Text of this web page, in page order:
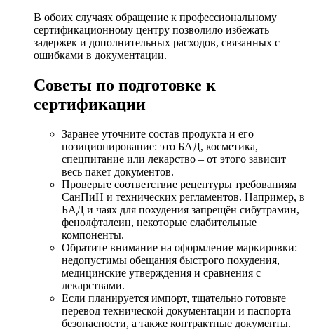
В обоих случаях обращение к профессиональному
сертификационному центру позволило избежать
задержек и дополнительных расходов, связанных с
ошибками в документации.
Советы по подготовке к
сертификации
Заранее уточните состав продукта и его
позиционирование: это БАД, косметика,
спецпитание или лекарство – от этого зависит
весь пакет документов.
Проверьте соответствие рецептуры требованиям
СанПиН и технических регламентов. Например, в
БАД и чаях для похудения запрещён сибутрамин,
фенолфталеин, некоторые слабительные
компоненты.
Обратите внимание на оформление маркировки:
недопустимы обещания быстрого похудения,
медицинские утверждения и сравнения с
лекарствами.
Если планируется импорт, тщательно готовьте
перевод технической документации и паспорта
безопасности, а также контрактные документы.